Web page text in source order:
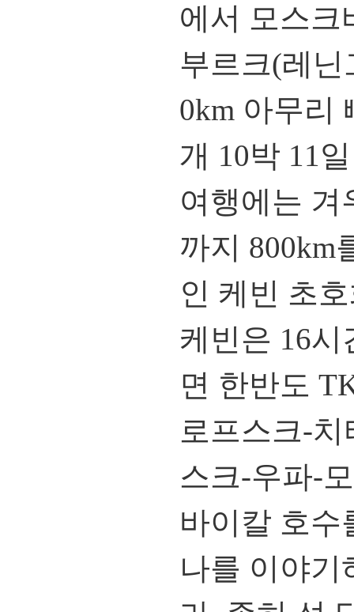
에서 모스크
부르크(레닌
0km 아무리
개 10박 11
여행에는 겨
까지 800km
인 케빈 초
케빈은 16
면 한반도
로프스크-
스크-우파-
바이칼 호수
나를 이야기